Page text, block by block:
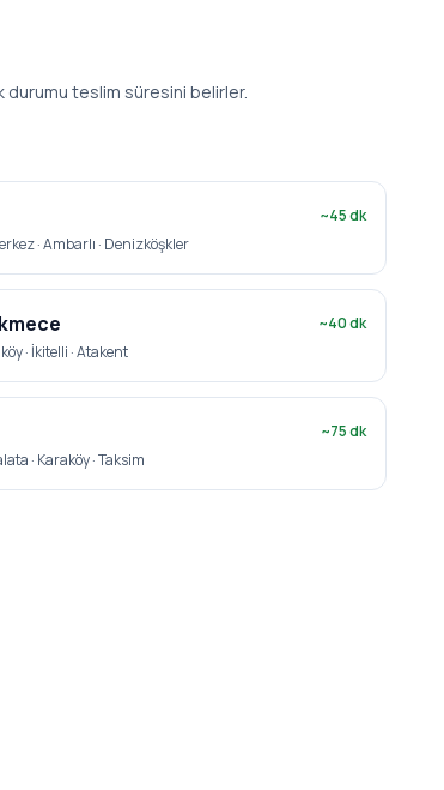
durumu teslim süresini belirler.
~45dk
· Ambarlı · Denizköşkler
~40dk
· İkitelli · Atakent
~75dk
· Karaköy · Taksim